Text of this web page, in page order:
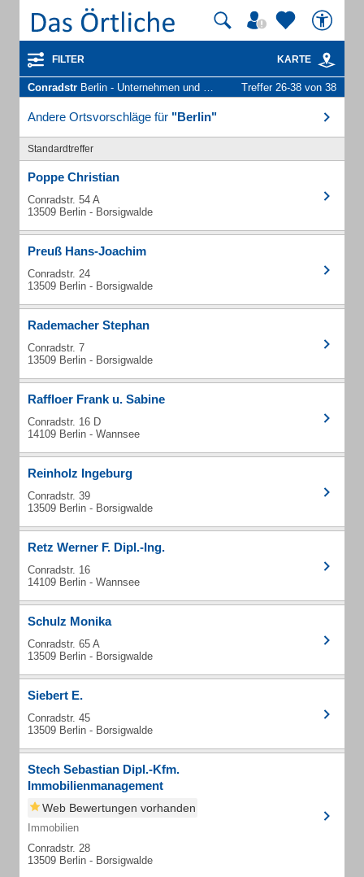
FILTER KARTE
Conradstr Berlin - Unternehmen und Personen Treffer 26-38 von 38
Andere Ortsvorschläge für "Berlin"
Standardtreffer
Poppe Christian
Conradstr. 54 A
13509 Berlin - Borsigwalde
Preuß Hans-Joachim
Conradstr. 24
13509 Berlin - Borsigwalde
Rademacher Stephan
Conradstr. 7
13509 Berlin - Borsigwalde
Raffloer Frank u. Sabine
Conradstr. 16 D
14109 Berlin - Wannsee
Reinholz Ingeburg
Conradstr. 39
13509 Berlin - Borsigwalde
Retz Werner F. Dipl.-Ing.
Conradstr. 16
14109 Berlin - Wannsee
Schulz Monika
Conradstr. 65 A
13509 Berlin - Borsigwalde
Siebert E.
Conradstr. 45
13509 Berlin - Borsigwalde
Stech Sebastian Dipl.-Kfm.
Immobilienmanagement
Web Bewertungen vorhanden
Immobilien
Conradstr. 28
13509 Berlin - Borsigwalde